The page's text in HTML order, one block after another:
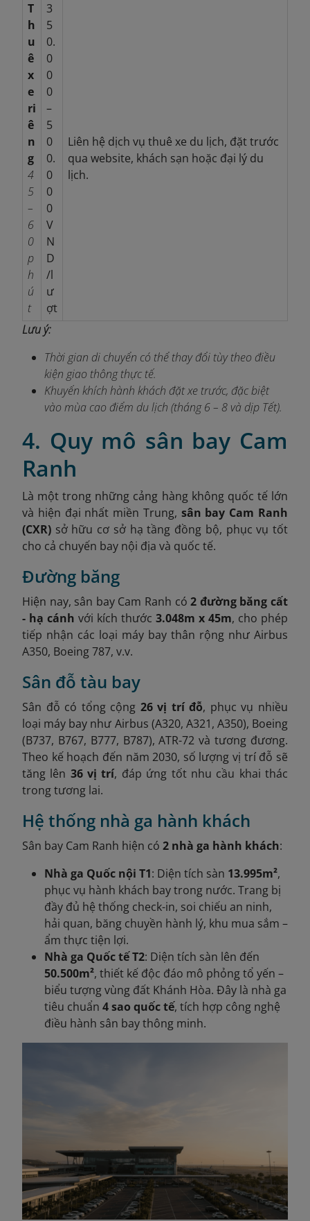
T
h
u
ê
x
e
ri
ê
n
g
4
5
–
6
0
p
h
ú
t
3
5
0.
0
0
0
–
5
0
0.
0
0
0
V
N
D
/l
ư
ợt
Liên hệ dịch vụ thuê xe du lịch, đặt trước
qua website, khách sạn hoặc đại lý du
lịch.
Lưu ý:
Thời gian di chuyển có thể thay đổi tùy theo điều
kiện giao thông thực tế.
Khuyến khích hành khách đặt xe trước, đặc biệt
vào mùa cao điểm du lịch (tháng 6 – 8 và dịp Tết).
4. Quy mô sân bay Cam
Ranh
Là một trong những cảng hàng không quốc tế lớn
và hiện đại nhất miền Trung, sân bay Cam Ranh
(CXR) sở hữu cơ sở hạ tầng đồng bộ, phục vụ tốt
cho cả chuyến bay nội địa và quốc tế.
Đường băng
Hiện nay, sân bay Cam Ranh có2 đường băng cất
- hạ cánh với kích thước 3.048m x 45m, cho phép
tiếp nhận các loại máy bay thân rộng như Airbus
A350, Boeing 787, v.v.
Sân đỗ tàu bay
Sân đỗ có tổng cộng 26 vị trí đỗ, phục vụ nhiều
loại máy bay như Airbus (A320, A321, A350), Boeing
(B737, B767, B777, B787), ATR-72 và tương đương.
Theo kế hoạch đến năm 2030, số lượng vị trí đỗ sẽ
tăng lên 36 vị trí, đáp ứng tốt nhu cầu khai thác
trong tương lai.
Hệ thống nhà ga hành khách
Sân bay Cam Ranh hiện có 2 nhà ga hành khách:
Nhà ga Quốc nội T1: Diện tích sàn 13.995m²,
phục vụ hành khách bay trong nước. Trang bị
đầy đủ hệ thống check-in, soi chiếu an ninh,
hải quan, băng chuyền hành lý, khu mua sắm –
ẩm thực tiện lợi.
Nhà ga Quốc tế T2: Diện tích sàn lên đến
50.500m², thiết kế độc đáo mô phỏng tổ yến –
biểu tượng vùng đất Khánh Hòa. Đây là nhà ga
tiêu chuẩn 4 sao quốc tế, tích hợp công nghệ
điều hành sân bay thông minh.